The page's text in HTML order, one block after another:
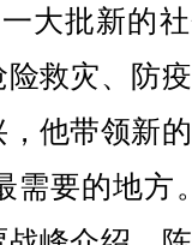
大批新的社
救灾、防
他带领新
需要的地方